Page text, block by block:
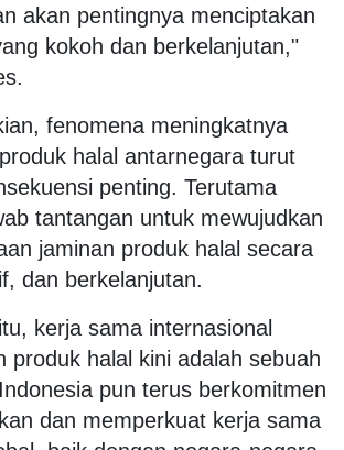
akan pentingnya menciptakan
kokoh dan berkelanjutan,"
fenomena meningkatnya
halal antarnegara turut
penting. Terutama
tantangan untuk mewujudkan
jaminan produk halal secara
dan berkelanjutan.
kerja sama internasional
produk halal kini adalah sebuah
pun terus berkomitmen
dan memperkuat kerja sama